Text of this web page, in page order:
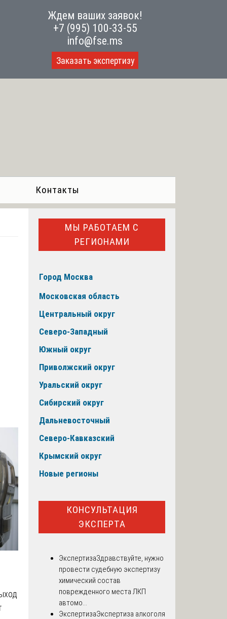
Ждем ваших заявок!
+7 (995) 100-33-55
info@fse.ms
Заказать экспертизу
Контакты
МЫ РАБОТАЕМ С
РЕГИОНАМИ
Город Москва
Московская область
Центральный округ
Северо-Западный
Южный округ
Приволжский округ
Уральский округ
Сибирский округ
Дальневосточный
Северо-Кавказский
Крымский округ
Новые регионы
КОНСУЛЬТАЦИЯ
ЭКСПЕРТА
ЭкспертизаЗдравствуйте, нужно
провести судебную экспертизу
химический состав
поврежденного места ЛКП
автомо...
ЭкспертизаЭкспертиза алкоголя